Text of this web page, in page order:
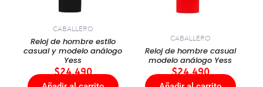
CABALLERO
Reloj de hombre estilo
casual y modelo análogo
Yess
$24.490
CABALLERO
Reloj de hombre casual
modelo análogo Yess
$24.490